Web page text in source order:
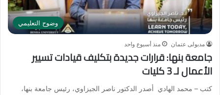
وضوح التعليمي
مدبولى عتمان منذ أسبوع واحد
جامعة بنها: قرارات جديدة بتكليف قيادات تسيير
الأعمال لـ 3 كليات
كتب – محمد الهادي أصدر الدكتور ناصر الجيزاوي، رئيس جامعة بنها،